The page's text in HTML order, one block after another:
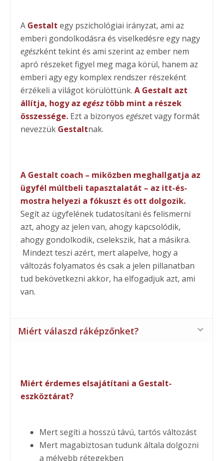
A Gestalt egy pszichológiai irányzat, ami az
emberi gondolkodásra és viselkedésre egy nagy
egészként tekint és ami szerint az ember nem
apró részeket figyel meg maga körül, hanem az
emberi agy egy komplex rendszer részeként
érzékeli a világot körülöttünk. A Gestalt azt
állítja, hogy az egésztöbb mint a részek
összessége. Ezt a bizonyos egészet vagy formát
nevezzük Gestaltnak.
A Gestalt coach – miközben meghallgatja az
ügyfél múltbeli tapasztalatát – az itt-és-
mostra helyezi a fókuszt és ott dolgozik.
Segít az ügyfelének tudatosítani és felismerni
azt, ahogy az jelen van, ahogy kapcsolódik,
ahogy gondolkodik, cselekszik, hat a másikra.
Mindezt teszi azért, mert alapelve, hogy a
változás folyamatos és csak a jelen pillanatban
tud bekövetkezni akkor, ha elfogadjuk azt, ami
van.
Miért válaszd ráképzőnket?
Miért érdemes elsajátítani a Gestalt-
eszköztárat?
Mert segíti a hosszú távú, tartós változást
Mert magabiztosan tudunk általa dolgozni
a mélyebb rétegekben